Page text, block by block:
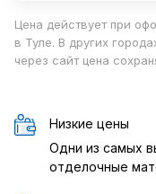
Цена действует при
в Туле. В других
через сайт цена
Низкие цены
Одни из самых
отделочные